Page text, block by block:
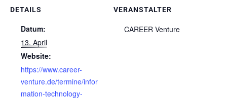
DETAILS
Datum:
13. April
Website:
https://www.career-
venture.de/termine/infor
mation-technology-
VERANSTALTER
CAREER Venture